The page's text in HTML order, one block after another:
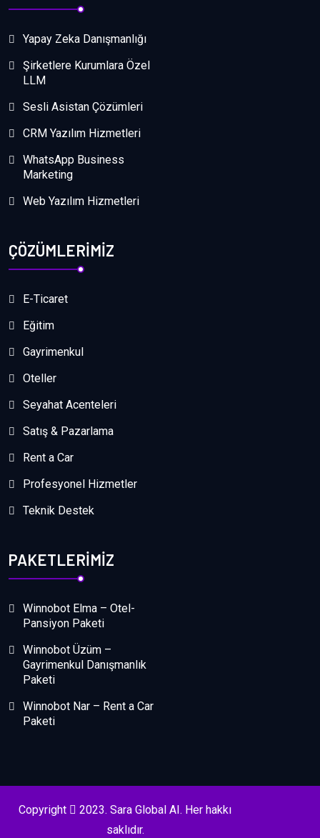
Yapay Zeka Danışmanlığı
Şirketlere Kurumlara Özel
LLM
Sesli Asistan Çözümleri
CRM Yazılım Hizmetleri
WhatsApp Business
Marketing
Web Yazılım Hizmetleri
ÇÖZÜMLERİMİZ
E-Ticaret
Eğitim
Gayrimenkul
Oteller
Seyahat Acenteleri
Satış & Pazarlama
Rent a Car
Profesyonel Hizmetler
Teknik Destek
PAKETLERIMIZ
Winnobot Elma – Otel-
Pansiyon Paketi
Winnobot Üzüm –
Gayrimenkul Danışmanlık
Paketi
Winnobot Nar – Rent a Car
Paketi
Copyright
2023. Sara Global AI. Her hakkı
saklıdır.